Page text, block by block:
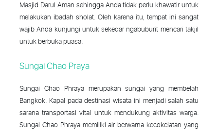
Masjid Darul Aman sehingga Anda tidak perlu khawatir untuk
melakukan ibadah sholat. Oleh karena itu, tempat ini sangat
wajib Anda kunjungi untuk sekedar ngabuburit mencari takjil
untuk berbuka puasa.
Sungai Chao Praya
Sungai Chao Phraya merupakan sungai yang membelah
Bangkok. Kapal pada destinasi wisata ini menjadi salah satu
sarana transportasi vital untuk mendukung aktivitas warga.
Sungai Chao Phraya memiliki air berwarna kecokelatan yang